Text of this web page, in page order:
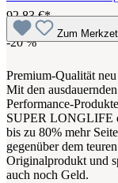
92,83 €*
-20%
Zum
Premium-Qualität
Mit den ausdauernden
Performance-
SUPER LONGLIFE
bis zu 80% mehr
gegenüber dem teuren
Originalprodukt und
auch noch Geld.